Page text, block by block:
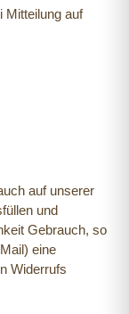
Mitteilung auf
auf unserer
und
Gebrauch, so
eine
Widerrufs